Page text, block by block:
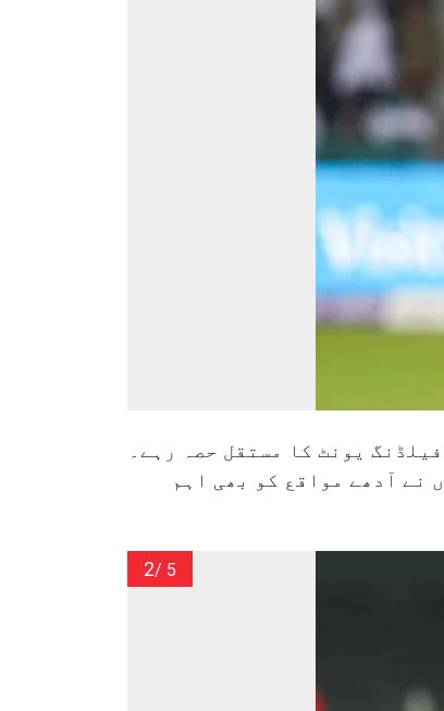
آسٹریلیا کی فیلڈنگ یونٹ کا مستقل حصہ رہے۔
نے آدھے مواقع کو بھی اہم
2/ 5